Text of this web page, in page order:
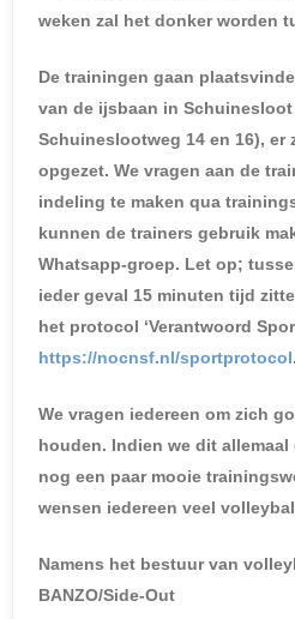
weken zal het donker worden
De trainingen gaan
van de ijsbaan in
Schuineslootweg 14 en 16), er
opgezet. We vragen aan de
indeling te maken qua
kunnen de trainers gebruik
Whatsapp-groep. Let op;
ieder geval 15 minuten tijd
het protocol ‘Verantwoord
https://nocnsf.nl/sportprotocol.
We vragen iedereen om zich
houden. Indien we dit
nog een paar mooie
wensen iedereen veel
Namens het bestuur van
BANZO/Side-Out